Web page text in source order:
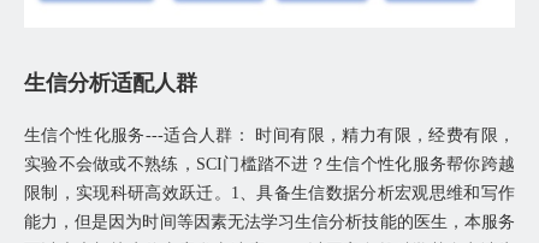
生信分析适配人群
生信个性化服务---适合人群： 时间有限，精力有限，经费有限，
实验不会做或不熟练，SCI门槛踏不进？生信个性化服务帮你跨越
限制，实现科研高效跃迁。1、具备生信数据分析宏观思维和写作
能力，但是因为时间等因素无法学习生信分析技能的医生，本服务